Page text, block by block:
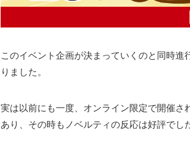
このイベント企画が決まっていくのと同時
りました。
実は以前にも一度、オンライン限定で開催さ
あり、その時もノベルティの反応は好評でし